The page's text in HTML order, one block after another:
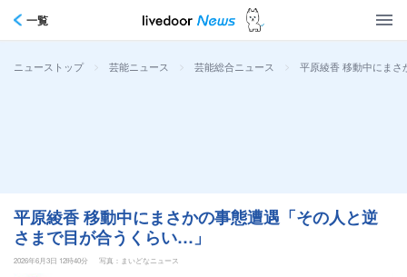
一覧
ニューストップ > 芸能ニュース > 芸能総合ニュース > 平原綾香 移動中にま
平原綾香 移動中にまさかの事態遭遇「その人と逆
さまで目が合うくらい…」
2026年6月3日 12時40分 写真：まいどなニュース